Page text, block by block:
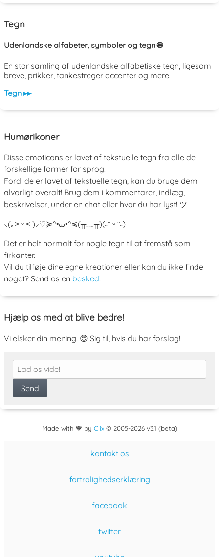
Tegn
Udenlandske alfabeter, symboler og tegn 🌐
En stor samling af udenlandske alfabetiske tegn, ligesom
breve, prikker, tankestreger accenter og mere.
Tegn ▸▸
Humørikoner
Disse emoticons er lavet af tekstuelle tegn fra alle de
forskellige former for sprog.
Fordi de er lavet af tekstuelle tegn, kan du bruge dem
alvorligt overalt! Brug dem i kommentarer, indlæg,
beskrivelser, under en chat eller hvor du har lyst! ツ
⸜(｡˃ ᵕ ˂ )⸝♡≽^•⩊•^≼(╥﹏╥)(˶ᵔ ᵕ ᵔ˶)
Det er helt normalt for nogle tegn til at fremstå som
firkanter.
Vil du tilføje dine egne kreationer eller kan du ikke finde
noget? Send os en besked!
Hjælp os med at blive bedre!
Vi elsker din mening! 😍 Sig til, hvis du har forslag!
Made with 💙 by Clix© 2005-2026 v3.1 (beta)
kontakt os
fortrolighedserklæring
facebook
twitter